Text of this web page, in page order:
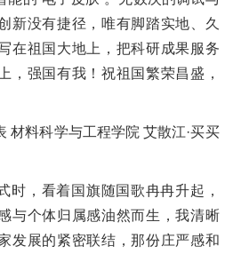
新没有捷径，唯有脚踏实地、久
在祖国大地上，把科研成果服务
，强国有我！祝祖国繁荣昌盛，
材料科学与工程学院艾散江·买买
时，看着国旗随国歌冉冉升起，
与个体归属感油然而生，我清晰
发展的紧密联结，那份庄严感和